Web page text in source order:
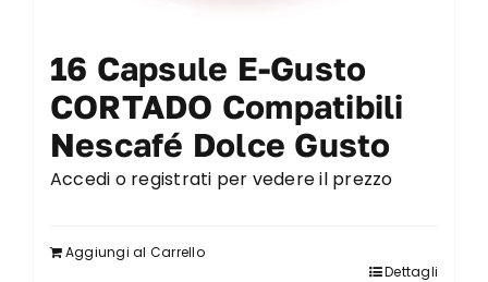
16 Capsule E-Gusto
CORTADO Compatibili
Nescafé Dolce Gusto
Accedi o registrati per vedere il prezzo
Aggiungi al Carrello
Dettagli